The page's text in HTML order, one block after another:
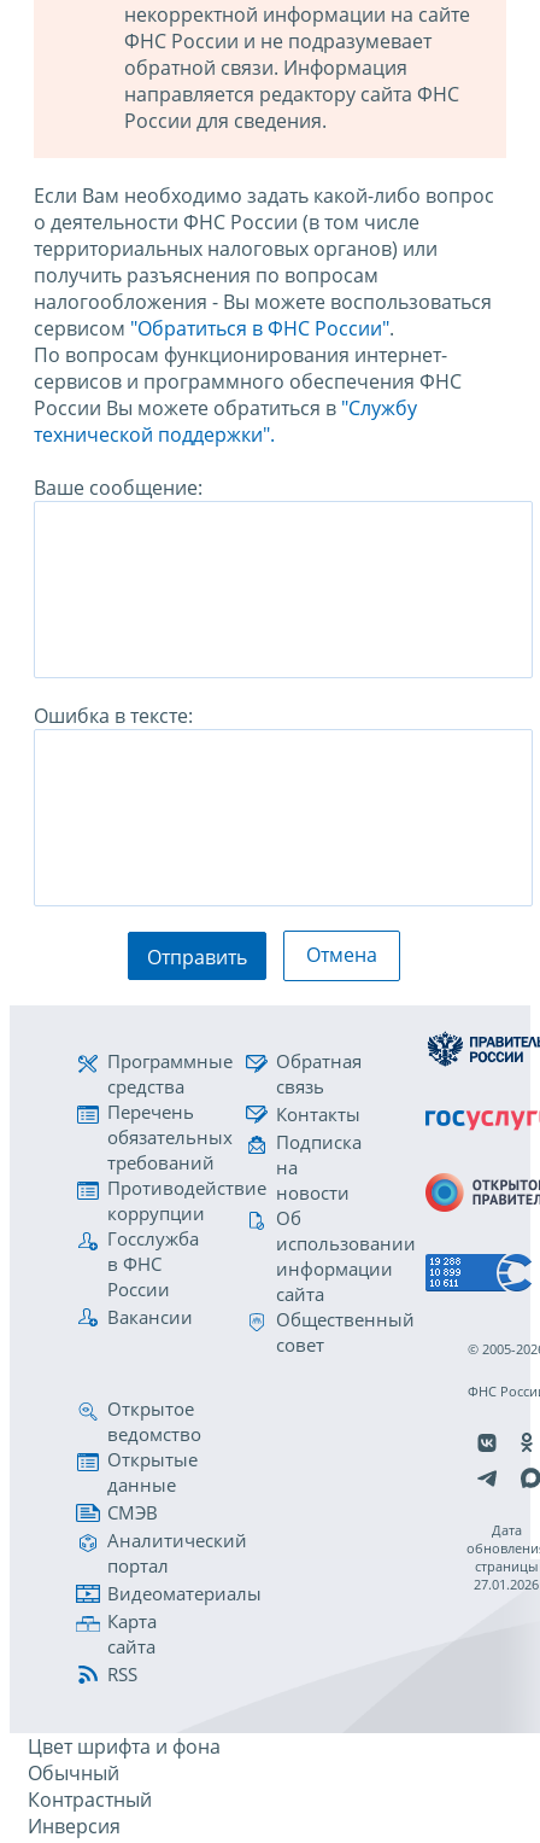
некорректной информации на сайте
ФНС России и не подразумевает
обратной связи. Информация
направляется редактору сайта ФНС
России для сведения.
Если Вам необходимо задать какой-либо вопрос
о деятельности ФНС России (в том числе
территориальных налоговых органов) или
получить разъяснения по вопросам
налогообложения - Вы можете воспользоваться
сервисом "Обратиться в ФНС России".
По вопросам функционирования интернет-
сервисов и программного обеспечения ФНС
России Вы можете обратиться в "Службу
технической поддержки".
Ваше сообщение:
Ошибка в тексте:
Отправить Отмена
Программные
средства
Перечень
обязательных
требований
Противодействие
коррупции
Госслужба
в ФНС
России
Вакансии
Обратная
связь
Контакты
Подписка
на
новости
Об
использовании
информации
сайта
Общественный
совет
Открытое
ведомство
Открытые
данные
СМЭВ
Аналитический
портал
Видеоматериалы
Карта
сайта
RSS
© 2005-
ФНС
Дата
страницы
27.01.2026
Цвет шрифта и фона
Обычный
Контрастный
Инверсия